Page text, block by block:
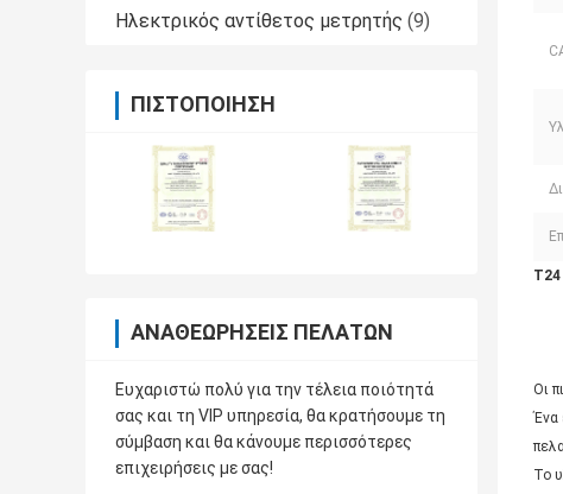
Ηλεκτρικός αντίθετος μετρητής (9)
ΠΙΣΤΟΠΟΊΗΣΗ
ΑΝΑΘΕΩΡΉΣΕΙΣ ΠΕΛΑΤΏΝ
Ευχαριστώ πολύ για την τέλεια ποιότητά
σας και τη VIP υπηρεσία, θα κρατήσουμε τη
σύμβαση και θα κάνουμε περισσότερες
επιχειρήσεις με σας!
Οι
Ένα
Το